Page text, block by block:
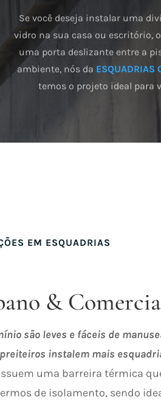
Se você deseja instalar uma
vidro na sua casa ou escritório,
uma porta deslizante entre a
ambiente, nós da ESQUADRIAS
temos o projeto ideal para
EM ESQUADRIAS
&
são leves e fáceis de
instalem mais
uma barreira térmica
de isolamento, sendo